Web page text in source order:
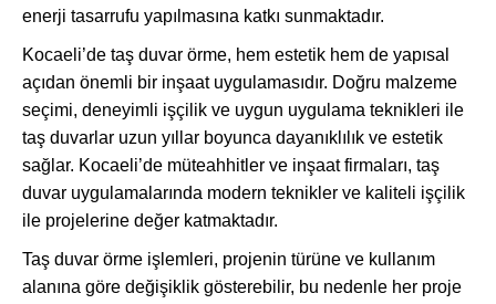
enerji tasarrufu yapılmasına katkı sunmaktadır.
Kocaeli’de taş duvar örme, hem estetik hem de yapısal
açıdan önemli bir inşaat uygulamasıdır. Doğru malzeme
seçimi, deneyimli işçilik ve uygun uygulama teknikleri ile
taş duvarlar uzun yıllar boyunca dayanıklılık ve estetik
sağlar. Kocaeli’de müteahhitler ve inşaat firmaları, taş
duvar uygulamalarında modern teknikler ve kaliteli işçilik
ile projelerine değer katmaktadır.
Taş duvar örme işlemleri, projenin türüne ve kullanım
alanına göre değişiklik gösterebilir, bu nedenle her proje